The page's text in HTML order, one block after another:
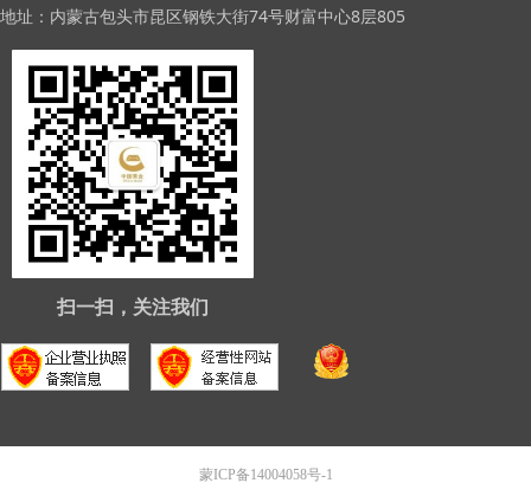
地址：内蒙古包头市昆区钢铁大街74号财富中心8层805
扫一扫，关注我们
蒙ICP备14004058号-1